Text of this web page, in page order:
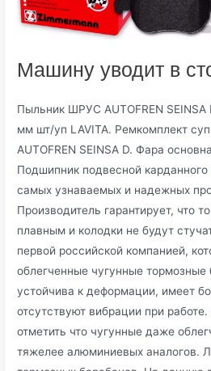
Машину уводит в
Пыльник ШРУС AUTOFREN SEINSA
мм шт/уп LAVITA. Ремкомплект
AUTOFREN SEINSA D. Фара
Подшипник подвесной
самых узнаваемых и надежных
Производитель гарантирует, что
плавным и колодки не будут
первой российской компанией,
облегченные чугунные
устойчива к деформации, имеет
отсутствуют вибрации при
отметить что чугунные даже
тяжелее алюминиевых аналогов.